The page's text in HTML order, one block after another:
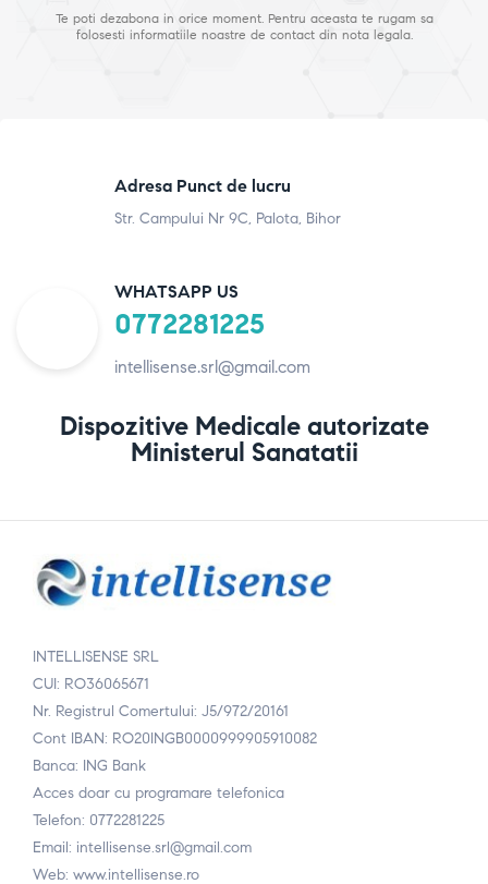
Te poti dezabona in orice moment. Pentru aceasta te rugam sa
folosesti informatiile noastre de contact din nota legala.
Adresa Punct de lucru
Str. Campului Nr 9C, Palota, Bihor
WHATSAPP US
0772281225
intellisense.srl@gmail.com
Dispozitive Medicale autorizate
Ministerul Sanatatii
INTELLISENSE SRL
CUI: RO36065671
Nr. Registrul Comertului: J5/972/20161
Cont IBAN: RO20INGB0000999905910082
Banca: ING Bank
Acces doar cu programare telefonica
Telefon: 0772281225
Email: intellisense.srl@gmail.com
Web: www.intellisense.ro